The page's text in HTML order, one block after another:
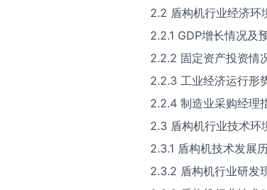
2.2 盾构机行业经济环
2.2.1 GDP增长情况及
2.2.2 固定资产投资情
2.2.3 工业经济运行形
2.2.4 制造业采购经理
2.3 盾构机行业技术环
2.3.1 盾构机技术发展
2.3.2 盾构机行业研发